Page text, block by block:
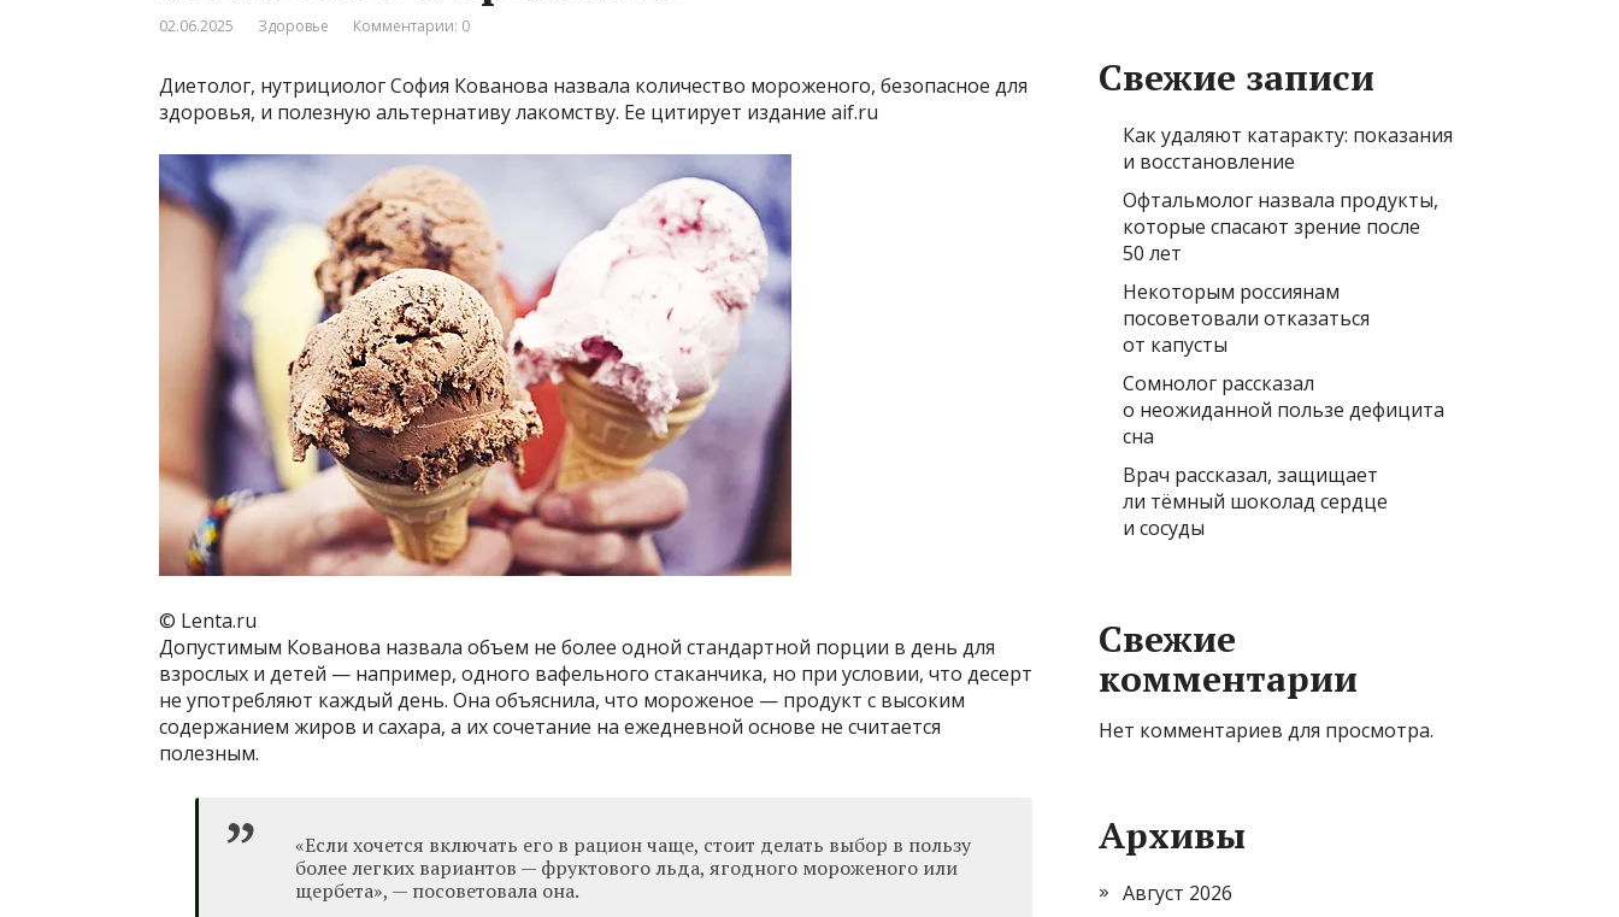
02.06.2025 Здоровье Комментарии: 0
Диетолог, нутрициолог София Кованова назвала количество мороженого, безопасное для
здоровья, и полезную альтернативу лакомству. Ее цитирует издание aif.ru
© Lenta.ru
Допустимым Кованова назвала объем не более одной стандартной порции в день для
взрослых и детей — например, одного вафельного стаканчика, но при условии, что десерт
не употребляют каждый день. Она объяснила, что мороженое — продукт с высоким
содержанием жиров и сахара, а их сочетание на ежедневной основе не считается
полезным.
«Если хочется включать его в рацион чаще, стоит делать выбор в пользу
более легких вариантов — фруктового льда, ягодного мороженого или
щербета», — посоветовала она.
Свежие записи
Как удаляют катаракту: показания
и восстановление
Офтальмолог назвала продукты,
которые спасают зрение после
50 лет
Некоторым россиянам
посоветовали отказаться
от капусты
Сомнолог рассказал
о неожиданной пользе дефицита
сна
Врач рассказал, защищает
ли тёмный шоколад сердце
и сосуды
Свежие
комментарии
Нет комментариев для просмотра.
Архивы
Август 2026